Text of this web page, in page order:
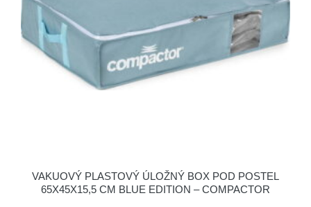
VAKUOVÝ PLASTOVÝ ÚLOŽNÝ BOX POD POSTEL
65X45X15,5 CM BLUE EDITION – COMPACTOR